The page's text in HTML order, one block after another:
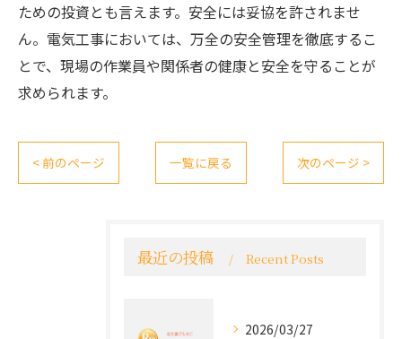
ための投資とも言えます。安全には妥協を許されませ
ん。電気工事においては、万全の安全管理を徹底するこ
とで、現場の作業員や関係者の健康と安全を守ることが
求められます。
< 前のページ 一覧に戻る 次のページ >
最近の投稿 Recent Posts
2026/03/27